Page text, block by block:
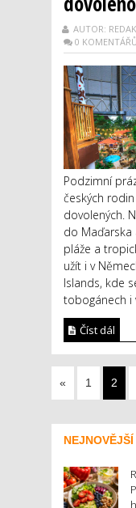
AUTOR:
0 KOMENTÁŘŮ
Podzimní
českých
dovolených.
do Maďarska
pláže a
užít i v
Islands, kde
tobogánech i
Číst dál
« 1 2